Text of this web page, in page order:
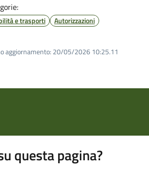
e trasporti Autorizzazioni
aggiornamento: 20/05/2026 10:25.11
questa pagina?